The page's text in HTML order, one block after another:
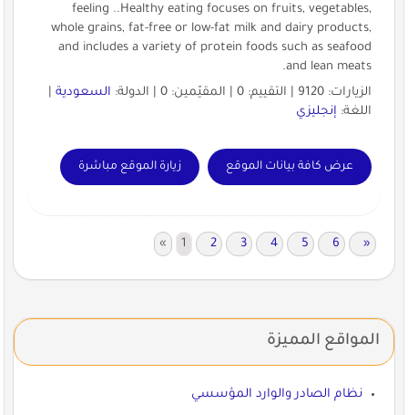
feeling ..Healthy eating focuses on fruits, vegetables,
whole grains, fat-free or low-fat milk and dairy products,
and includes a variety of protein foods such as seafood
and lean meats.
الزيارات: 9120 | التقييم: 0 | المقيّمين: 0 | الدولة:
السعودية|
اللغة: إنجليزي
عرض كافة بيانات الموقع زيارة الموقع مباشرة
« 2 3 4 5 6 »
المواقع المميزة
نظام الصادر والوارد المؤسسي